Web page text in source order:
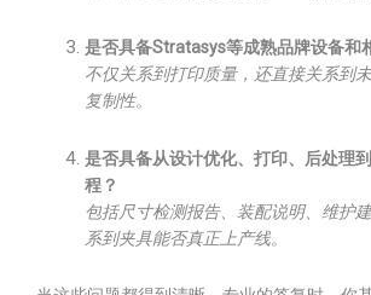
是否具备Stratasys等成熟品牌设备和
不仅关系到打印质量，还直接关系到
复制性。
是否具备从设计优化、打印、后处理
程？
包括尺寸检测报告、装配说明、维护
系到夹具能否真正上产线。